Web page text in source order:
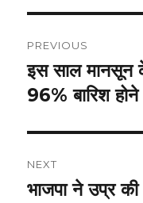
navigation
PREVIOUS
Previous
post:
इस साल मानसून
96% बारिश होने
NEXT
Next
भाजपा ने उप्र